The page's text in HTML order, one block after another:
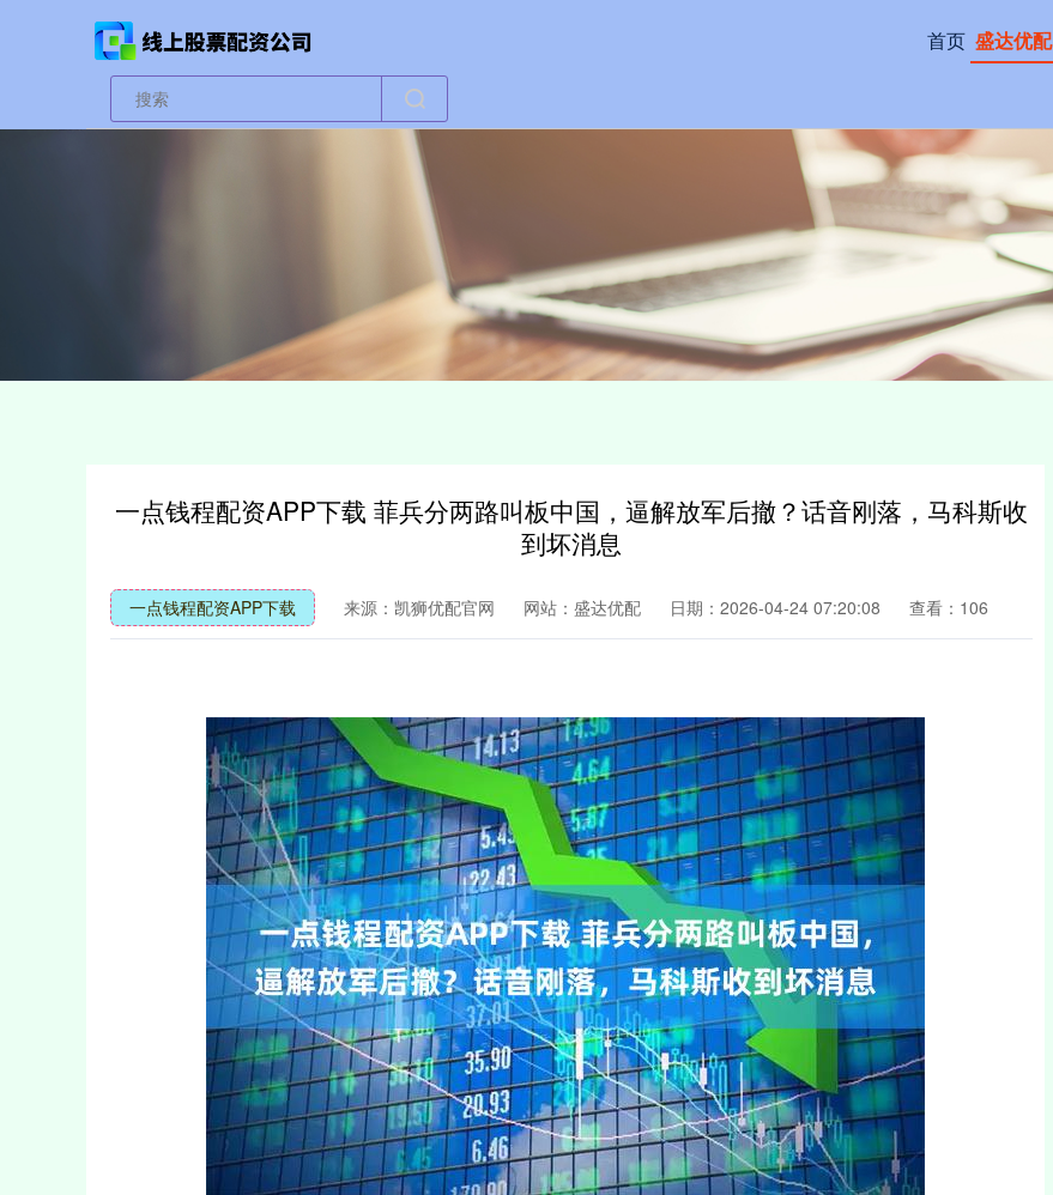
首页 盛达优配
一点钱程配资APP下载 菲兵分两路叫板中国，逼解放军后撤？话音刚落，马科斯收
到坏消息
一点钱程配资APP下载 来源：凯狮优配官网 网站：盛达优配 日期：2026-04-24 07:20:08 查看：106
深证成指 14110.12 -34.08 -0.24% 沪深300 4651.31 -6.85